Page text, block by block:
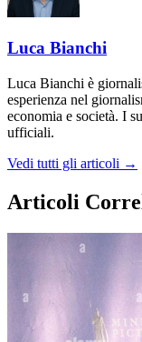
Luca Bianchi
Luca Bianchi è
esperienza nel
economia e società. I
ufficiali.
Vedi tutti gli articoli →
Articoli